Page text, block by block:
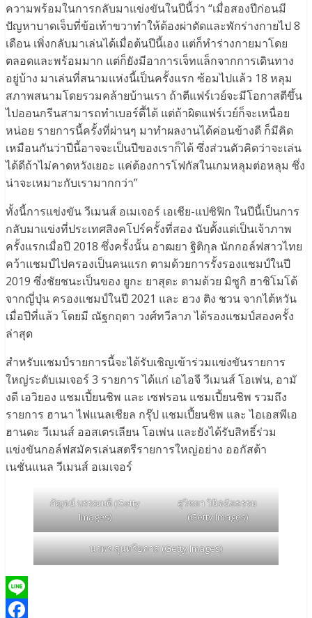
ความพร้อมในการกลับมาแข่งขันในปีนี้ว่า “เมื่อสองปีก่อนมี
ปัญหาบาดเจ็บที่ข้อเท้าขวาทำให้ต้องผ่าตัดและพักร่างกายไป 8
เดือน เพิ่งกลับมาเล่นได้เมื่อต้นปีนี้เอง แต่ก็ทำร่างกายมาโดย
ตลอดและพร้อมมาก แต่ก็ยังมีอาการเจ็ทแล็กจากการเดินทาง
อยู่บ้าง มาเล่นที่สนามแห่งนี้เป็นครั้งแรก ซ้อมไปแล้ว 18 หลุม
สภาพสนามโดยรวมคล้ายบ้านเรา ถ้าตีแฟร์เวย์จะมีโอกาสตีขึ้น
ไปออนกรีนสามารถทำเบอร์ดี้ได้ แต่ถ้าผิดแฟร์เวย์ก็จะเหนื่อย
หน่อย รายการนี้ครั้งที่ผ่านๆ มาทำผลงานได้ค่อนข้างดี ก็มีคิด
เหมือนกันว่าปีนี้อาจจะเป็นปีของเราก็ได้ ซึ่งส่วนตัวคิดว่าจะเล่น
ได้ดีถ้าไม่คาดหวังเยอะ แค่ต้องการโฟกัสในเกมหลุมต่อหลุม ซึ่ง
น่าจะเหมาะกับเรามากกว่า”
ทั้งนี้การแข่งขัน วีเมนส์ อเมเจอร์ เอเชีย-แปซิฟิก ในปีนี้เป็นการ
กลับมาแข่งที่ประเทศสิงคโปร์ครั้งที่สอง นับตั้งแต่เป็นเจ้าภาพ
ครั้งแรกเมื่อปี 2018 ซึ่งครั้งนั้น อาฒยา ฐิติกุล นักกอล์ฟสาวไทย
คว้าแชมป์ไปครองเป็นคนแรก ตามด้วยการรั้งรองแชมป์ในปี
2019 ซึ่งชัยชนะเป็นของ ยูกะ ยาสุดะ ตามด้วย มิซูกิ ฮาชิโมโต้
จากญี่ปุ่น ครองแชมป์ในปี 2021 และ ฮวง ติง ชวน จากไต้หวัน
เมื่อปีที่แล้ว โดยมี ณัฐกฤตา วงศ์ทวีลาภ ได้รองแชมป์สองครั้ง
ล่าสุด
สำหรับแชมป์รายการนี้จะได้รับเชิญเข้าร่วมแข่งขันรายการ
ใหญ่ระดับเมเจอร์ 3 รายการ ได้แก่ เอไอจี วีเมนส์ โอเพ่น, อามั
งดี เอวิยอง แชมเปี้ยนชิพ และ เซฟรอน แชมเปี้ยนชิพ รวมถึง
รายการ ฮานา ไฟแนลเชียล กรุ๊ป แชมเปี้ยนชิพ และ ไอเอสพีเอ
ฮานดะ วีเมนส์ ออสเตรเลียน โอเพ่น และยังได้รับสิทธิ์ร่วม
แข่งขันกอล์ฟสมัครเล่นสตรีรายการใหญ่อย่าง ออกัสต้า
เนชั่นแนล วีเมนส์ อเมเจอร์
กัญจน์ บรรณบดี (Getty
Images)
สุวิชยา วินิจฉัยธรรม
(Getty Images)
นวพร สุนทรียภาส (Getty Images)
Line